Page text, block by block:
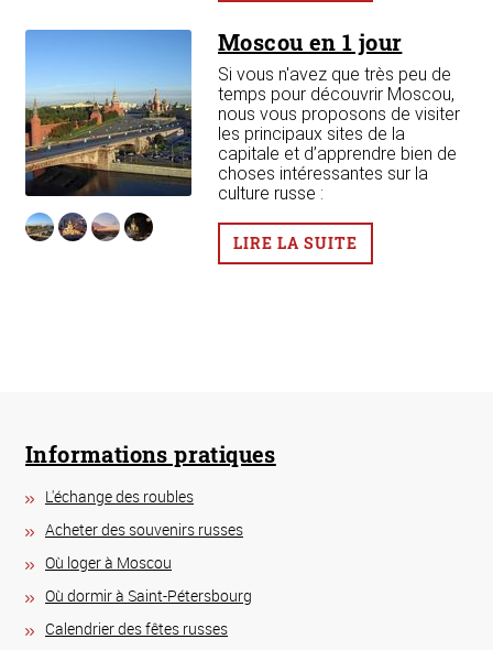
Moscou en 1 jour
Si vous n'avez que très peu de
temps pour découvrir Moscou,
nous vous proposons de visiter
les principaux sites de la
capitale et d’apprendre bien de
choses intéressantes sur la
culture russe :
LIRE LA SUITE
Informations pratiques
L'échange des roubles
Acheter des souvenirs russes
Où loger à Moscou
Où dormir à Saint-Pétersbourg
Calendrier des fêtes russes